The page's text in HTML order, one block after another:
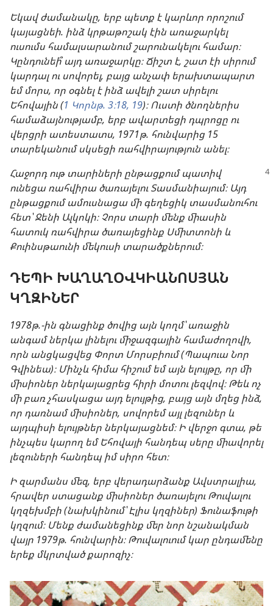
Եկավ ժամանակը, երբ պետք է կարևոր որոշում
կայացնեի. ինձ կրթաթոշակ էին առաջարկել
ուսումս համալսարանում շարունակելու համար։
Կընդունեի՞ այդ առաջարկը։ Ճիշտ է, շատ էի սիրում
կարդալ ու սովորել, բայց անչափ երախտապարտ
եմ մորս, որ օգնել է ինձ ավելի շատ սիրելու
Եհովային (1 Կորնթ. 3։18, 19)։ Ուստի ծնողներիս
համաձայնությամբ, երբ ավարտեցի դպրոցը ու
վերցրի ատեստատս, 1971թ. հունվարից 15
տարեկանում սկսեցի ռահվիրայություն անել։
Հաջորդ ութ տարիների ընթացքում պատիվ
ունեցա ռահվիրա ծառայելու Տասմանիայում։ Այդ
ընթացքում ամուսնացա մի գեղեցիկ տասմանուհու
հետ՝ Ջենի Ալկոկի։ Չորս տարի մենք միասին
հատուկ ռահվիրա ծառայեցինք Սմիտտոնի և
Քուինսթաունի մեկուսի տարածքներում։
ԴԵՊԻ ԽԱՂԱՂՕՎԿԻԱՆՈՍՅԱՆ
ԿՂԶԻՆԵՐ
1978թ.-ին գնացինք ծովից այն կողմ՝ առաջին
անգամ ներկա լինելու միջազգային համաժողովի,
որն անցկացվեց Փորտ Մորսբիում (Պապուա Նոր
Գվինեա)։ Մինչև հիմա հիշում եմ այն ելույթը, որ մի
միսիոներ ներկայացրեց հիրի մոտու լեզվով։ Թեև ոչ
մի բառ չհասկացա այդ ելույթից, բայց այն մղեց ինձ,
որ դառնամ միսիոներ, սովորեմ այլ լեզուներ և
այդպիսի ելույթներ ներկայացնեմ։ Ի վերջո գտա, թե
ինչպես կարող եմ Եհովայի հանդեպ սերը միավորել
լեզուների հանդեպ իմ սիրո հետ։
Ի զարմանս մեզ, երբ վերադարձանք Ավստրալիա,
հրավեր ստացանք միսիոներ ծառայելու Թուվալու
կղզեխմբի (նախկինում՝ Էլիս կղզիներ) Ֆունաֆութի
կղզում։ Մենք ժամանեցինք մեր նոր նշանակման
վայր 1979թ. հունվարին։ Թուվալուում կար ընդամենը
երեք մկրտված քարոզիչ։